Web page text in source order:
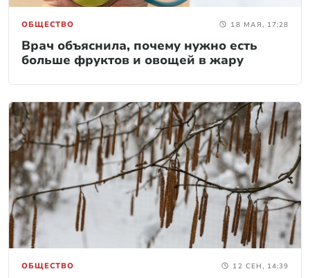
ОБЩЕСТВО 18 МАЯ, 17:28
Врач объяснила, почему нужно есть
больше фруктов и овощей в жару
ОБЩЕСТВО 12 СЕН, 14:39